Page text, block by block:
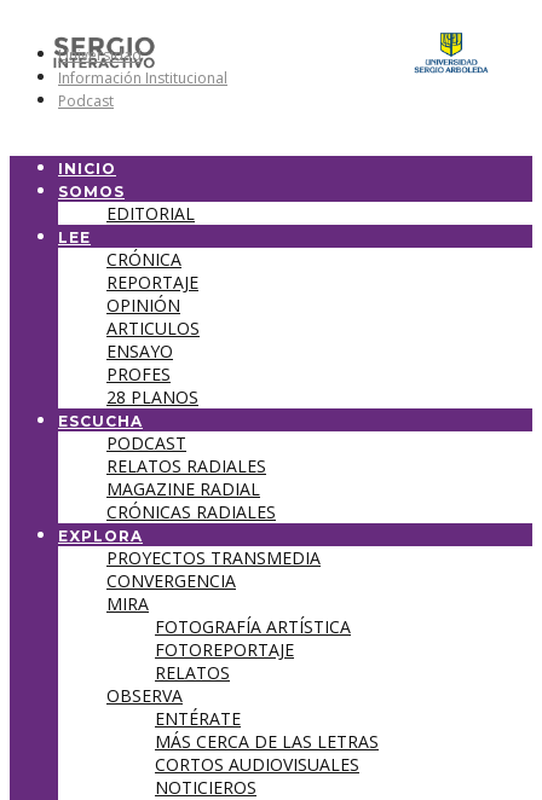
Universidad
Información Institucional
Podcast
INICIO
SOMOS
EDITORIAL
LEE
CRÓNICA
REPORTAJE
OPINIÓN
ARTICULOS
ENSAYO
PROFES
28 PLANOS
ESCUCHA
PODCAST
RELATOS RADIALES
MAGAZINE RADIAL
CRÓNICAS RADIALES
EXPLORA
PROYECTOS TRANSMEDIA
CONVERGENCIA
MIRA
FOTOGRAFÍA ARTÍSTICA
FOTOREPORTAJE
RELATOS
OBSERVA
ENTÉRATE
MÁS CERCA DE LAS LETRAS
CORTOS AUDIOVISUALES
NOTICIEROS